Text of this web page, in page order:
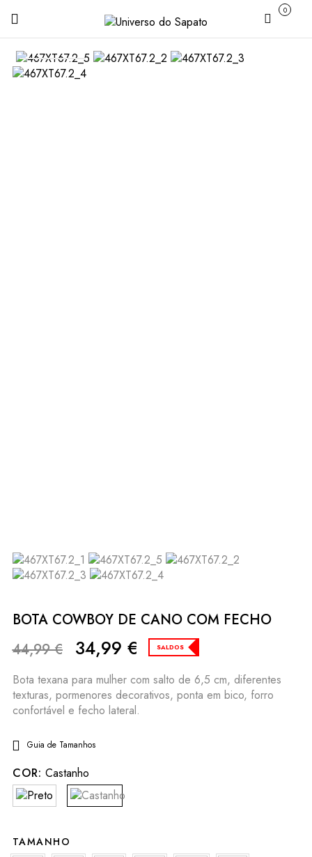
Carrinho
0
BOTA COWBOY DE CANO COM FECHO
44,99€ 34,99 € SALDOS
Bota texana para mulher com salto de 6,5 cm, diferentes
texturas, pormenores decorativos, ponta em bico, forro
confortável e fecho lateral.
Guia de Tamanhos
COR: Castanho
TAMANHO